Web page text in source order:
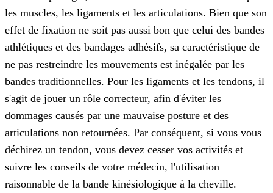
les muscles, les ligaments et les articulations. Bien que son
effet de fixation ne soit pas aussi bon que celui des bandes
athlétiques et des bandages adhésifs, sa caractéristique de
ne pas restreindre les mouvements est inégalée par les
bandes traditionnelles. Pour les ligaments et les tendons, il
s'agit de jouer un rôle correcteur, afin d'éviter les
dommages causés par une mauvaise posture et des
articulations non retournées. Par conséquent, si vous vous
déchirez un tendon, vous devez cesser vos activités et
suivre les conseils de votre médecin, l'utilisation
raisonnable de la bande kinésiologique à la cheville.